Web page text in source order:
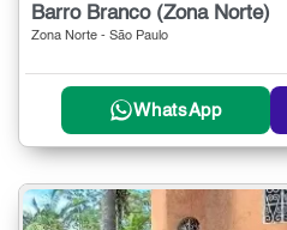
Barro Branco (Zona Norte)
Zona Norte - São Paulo
WhatsApp